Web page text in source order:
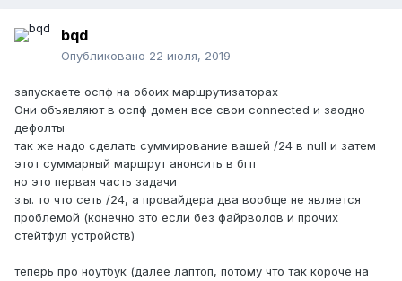
bqd
Опубликовано 22 июля, 2019
запускаете оспф на обоих маршрутизаторах
Они объявляют в оспф домен все свои connected и заодно
дефолты
так же надо сделать суммирование вашей /24 в null и затем
этот суммарный маршрут анонсить в бгп
но это первая часть задачи
з.ы. то что сеть /24, а провайдера два вообще не является
проблемой (конечно это если без файрволов и прочих
стейтфул устройств)
теперь про ноутбук (далее лаптоп, потому что так короче на